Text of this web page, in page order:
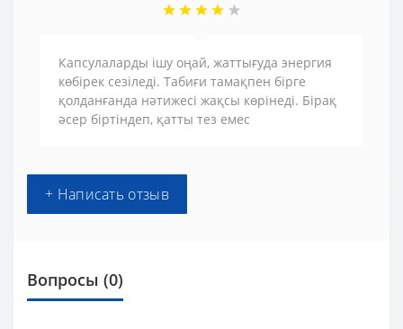
Капсулаларды ішу оңай, жаттығуда энергия
көбірек сезіледі. Табиғи тамақпен бірге
қолданғанда нәтижесі жақсы көрінеді. Бірақ
әсер біртіндеп, қатты тез емес
+ Написать отзыв
Вопросы (0)